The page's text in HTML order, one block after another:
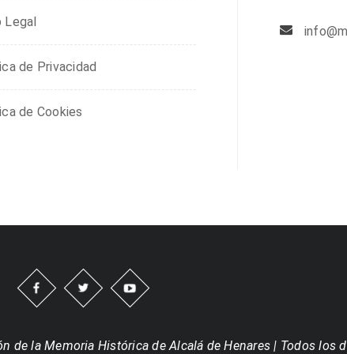
Legal
de Privacidad
de Cookies
de la Memoria Histórica de Alcalá de Henares | Todos los